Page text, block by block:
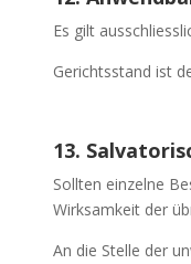
Es gilt
Gerichtsstand ist
13.
Sollten einzelne
Wirksamkeit der
An die Stelle der